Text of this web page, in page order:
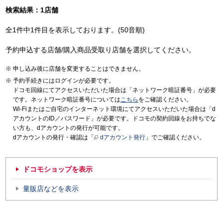
検索結果：1店舗
全1件中1件目を表示しております。(50音順)
予約申込する店舗/購入商品受取り店舗を選択してください。
申し込み後に店舗を変更することはできません。
予約手続きにはログインが必要です。
ドコモ回線にてアクセスいただいた場合は「ネットワーク暗証番号」が必要
です。ネットワーク暗証番号についてはこちら をご確認ください。
Wi-Fiまたはご自宅のインターネット環境にてアクセスいただいた場合は「d
アカウントのID／パスワード」が必要です。ドコモの契約回線をお持ちでな
い方も、dアカウントの発行が可能です。
dアカウントの発行・確認は「
dアカウント発行 」でご確認ください。
ドコモショップを表示
量販店などを表示